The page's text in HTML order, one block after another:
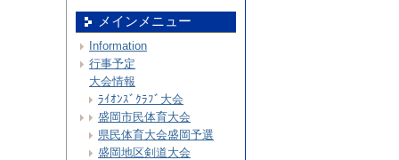
メインメニュー
Information
行事予定
大会情報
ﾗｲｵﾝｽﾞｸﾗﾌﾞ大会
盛岡市民体育大会
県民体育大会盛岡予選
盛岡地区剣道大会